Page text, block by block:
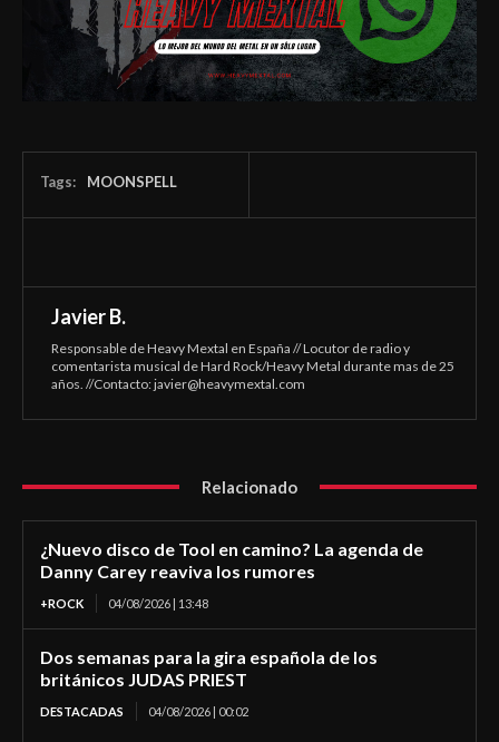
Tags: MOONSPELL
Javier B.
Responsable de Heavy Mextal en España // Locutor de radio y
comentarista musical de Hard Rock/Heavy Metal durante mas de 25
años. //Contacto:javier@heavymextal.com
Relacionado
¿Nuevo disco de Tool en camino? La agenda de
Danny Carey reaviva los rumores
+ROCK 04/08/2026 | 13:48
Dos semanas para la gira española de los
británicos JUDAS PRIEST
DESTACADAS 04/08/2026 | 00:02